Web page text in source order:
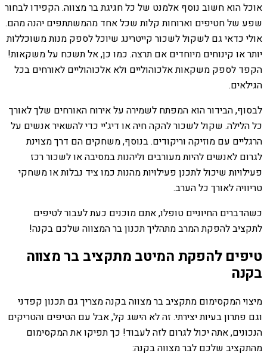
אוכל הוא חשוב נוסף אלמנט של כל חגיגת בר מצווה. הקפידו לבחור
שפע של חטיפים וארוחות קלות שכל אחד מהמשתתפים יהנה מהם.
אולי כדאי גם לשקול לשכור קייטרינג שיוכל לספק מנות משוכללות
יותר או קינוחים מיוחדים אם תרצה. כמו כן, אל תשכח על משקאות!
הקפד לספק משקאות אלכוהוליים ולא אלכוהוליים לאורחים בכל
הגילאים.
לבסוף, הבידור הוא המפתח לשמירה על אירוח האורחים שלך לאורך
כל הלילה. שקול לשכור להקה חיה או דיג'יי כדי להשאיר אנשים על
הרגליים עם מוזיקה וריקודים. בנוסף, משחקים הם דרך מצוינת
לגרום לאנשים להיות מעורבים וליהנות במסיבה או לשכור רכז
פעילויות שיכול לתכנן פעילויות מהנות כמו ציד נבלות או משחקי
טריוויה לאורך כל הערב.
כשהדברים החיוניים טופלו, אתם מוכנים כעת לעבור לטיפים
לתקציב להפקת המרב מתהליך תכנון בר המצווה שלכם בקנה!
טיפים להפקת המיטב מתקציב בר מצווה
בקנה
מיצוי המקסימום מתקציב בר מצווה בקנה מצריך גם תכנון קפדני
וגם פתרון בעיות יצירתי. זה לא הישג קל, אבל עם הטיפים והטריקים
הנכונים, אתה יכול לגרום לזה לעבוד! כך תפיקו את המקסימום
מהתקציב שלכם לבר מצווה בקנה: